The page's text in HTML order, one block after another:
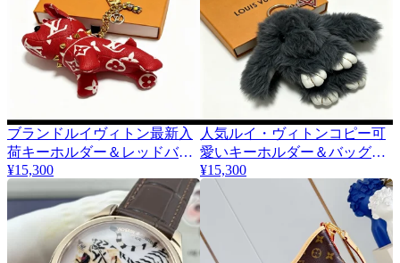
ブランドルイヴィトン最新入
荷キーホルダー＆レッドバッ
グチャーム467814贈り物に最
適
¥15,300
人気ルイ・ヴィトンコピー可
愛いキーホルダー＆バッグチ
ャーム 467817
¥15,300